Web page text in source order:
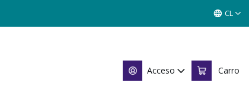
Acceso Carro
CL